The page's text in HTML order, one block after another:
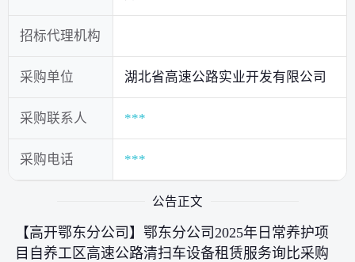
招标代理机构
采购单位 湖北省高速公路实业开发有限公司
采购联系人 ***
采购电话 ***
公告正文
【高开鄂东分公司】鄂东分公司2025年日常养护项
目自养工区高速公路清扫车设备租赁服务询比采购